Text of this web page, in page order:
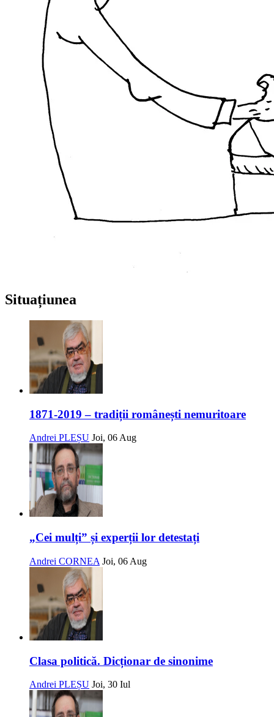
Situațiunea
1871-2019 – tradiții românești nemuritoare
Andrei PLEȘU Joi, 06 Aug
„Cei mulți” și experții lor detestați
Andrei CORNEA Joi, 06 Aug
Clasa politică. Dicționar de sinonime
Andrei PLEȘU Joi, 30 Iul